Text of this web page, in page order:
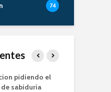
74
pidiendo el
sabiduria